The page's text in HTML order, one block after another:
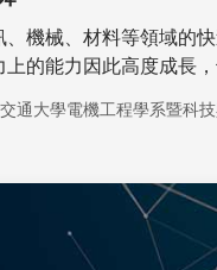
、機械、材料等領域的
上的能力因此高度成長